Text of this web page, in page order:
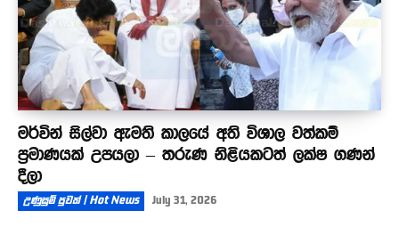
මර්වින් සිල්වා ඇමති කාලයේ අති විශාල වත්කම්
ප්‍රමාණයක් උපයලා – තරුණ නිළියකටත් ලක්ෂ ගණන්
දීලා
උණුසුම් පුවත් | Hot News July 31, 2026